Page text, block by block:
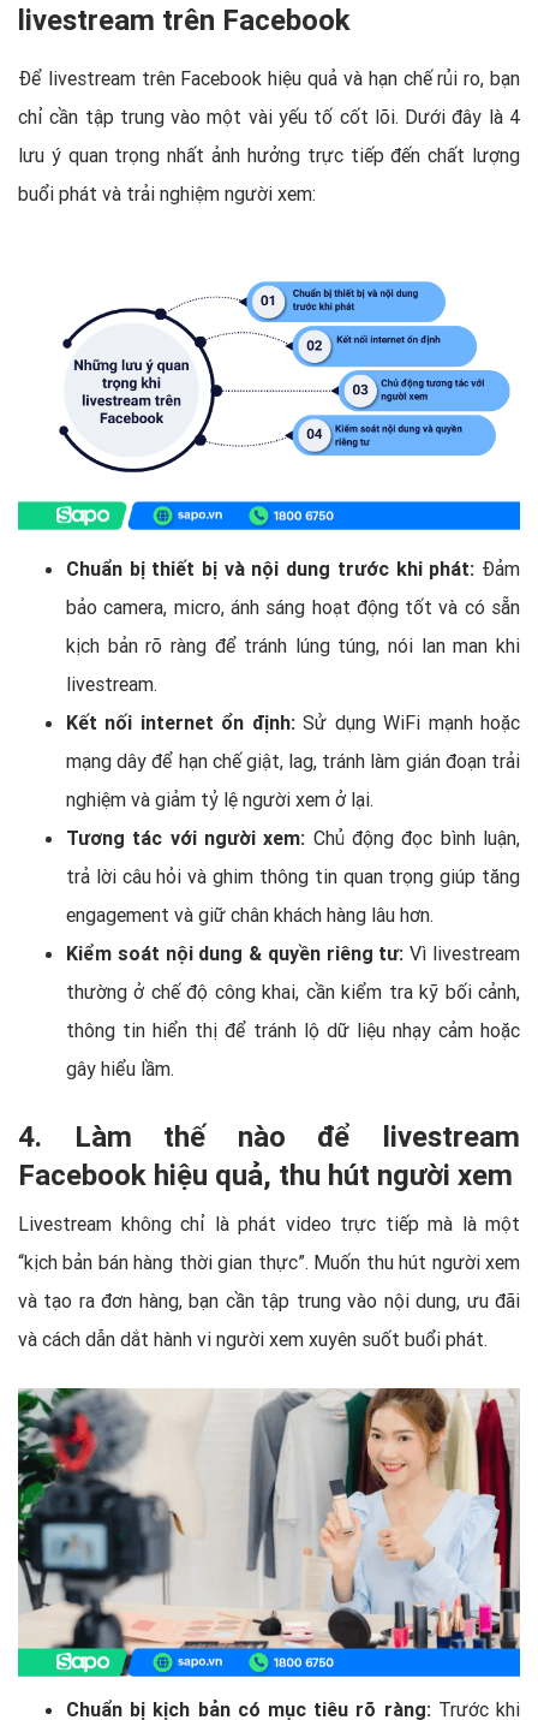
livestream trên Facebook
Để livestream trên Facebook hiệu quả và hạn chế rủi ro, bạn
chỉ cần tập trung vào một vài yếu tố cốt lõi. Dưới đây là 4
lưu ý quan trọng nhất ảnh hưởng trực tiếp đến chất lượng
buổi phát và trải nghiệm người xem:
Chuẩn bị thiết bị và nội dung trước khi phát: Đảm
bảo camera, micro, ánh sáng hoạt động tốt và có sẵn
kịch bản rõ ràng để tránh lúng túng, nói lan man khi
livestream.
Kết nối internet ổn định:Sử dụng WiFi mạnh hoặc
mạng dây để hạn chế giật, lag, tránh làm gián đoạn trải
nghiệm và giảm tỷ lệ người xem ở lại.
Tương tác với người xem: Chủ động đọc bình luận,
trả lời câu hỏi và ghim thông tin quan trọng giúp tăng
engagement và giữ chân khách hàng lâu hơn.
Kiểm soát nội dung & quyền riêng tư: Vì livestream
thường ở chế độ công khai, cần kiểm tra kỹ bối cảnh,
thông tin hiển thị để tránh lộ dữ liệu nhạy cảm hoặc
gây hiểu lầm.
4. Làm thế nào để livestream
Facebook hiệu quả, thu hút người xem
Livestream không chỉ là phát video trực tiếp mà là một
“kịch bản bán hàng thời gian thực”. Muốn thu hút người xem
và tạo ra đơn hàng, bạn cần tập trung vào nội dung, ưu đãi
và cách dẫn dắt hành vi người xem xuyên suốt buổi phát.
Chuẩn bị kịch bản có mục tiêu rõ ràng: Trước khi